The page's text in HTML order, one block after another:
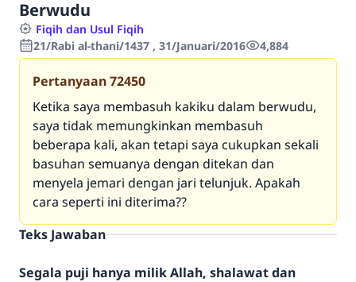
Berwudu
Fiqih dan Usul Fiqih
21/Rabi al-thani/1437 , 31/Januari/2016
4,884
Pertanyaan72450
Ketika saya membasuh kakiku dalam berwudu,
saya tidak memungkinkan membasuh
beberapa kali, akan tetapi saya cukupkan sekali
basuhan semuanya dengan ditekan dan
menyela jemari dengan jari telunjuk. Apakah
cara seperti ini diterima??
Teks Jawaban
Segala puji hanya milik Allah, shalawat dan